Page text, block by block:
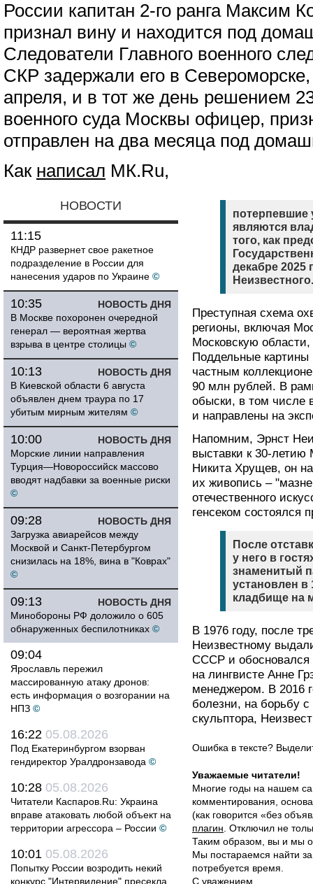
России капитан 2-го ранга Максим
признал вину и находится под
Следователи Главного военного
СКР задержали его в
апреля, и в тот же день решением
военного суда Москвы офицер,
отправлен на два месяца под
Как написал МК.Ru,
НОВОСТИ
11:15
КНДР развернет свое ракетное
подразделение в России для
нанесения ударов по Украине ©
НОВОСТЬ ДНЯ
10:35
В Москве похоронен очередной
генерал — вероятная жертва
взрыва в центре столицы ©
НОВОСТЬ ДНЯ
10:13
В Киевской области 6 августа
объявлен днем траура по 17
убитым мирным жителям ©
НОВОСТЬ ДНЯ
10:00
Морские линии направления
Турция—Новороссийск массово
вводят надбавки за военные риски
©
НОВОСТЬ ДНЯ
09:28
Загрузка авиарейсов между
Москвой и Санкт-Петербургом
снизилась на 18%, вина в "Коврах"
©
НОВОСТЬ ДНЯ
09:13
Минобороны РФ доложило о 605
обнаруженных беспилотниках ©
09:04
Ярославль пережил
массированную атаку дронов:
есть информация о возгорании на
НПЗ ©
16:22 05.08.2026
Под Екатеринбургом взорван
гендиректор Уралдронзавода ©
10:28 05.08.2026
Читатели Каспаров.Ru: Украина
вправе атаковать любой объект на
территории агрессора – России ©
10:01 05.08.2026
Попытку России возродить некий
конкурс "Интервидение" пресекла
потерпевшие
являются
того, как
декабре 2025
Преступная схема
регионы, включая
Московскую
Поддельные картины
частным
90 млн рублей. В
обыски, в том числе
и направлены на
Напомним, Эрнст
выставки к 30-летию
Никита Хрущев, он
их живопись –
отечественного
генсеком состоялся
После
у него в
знаменитый
установлен в
кладбище на
В 1976 году, после
Неизвестному
СССР и обосновался
на лингвисте Анне
менеджером. В 2016
болезни, на борьбу
скульптора,
Ошибка в тексте?
Уважаемые читатели!
Многие годы на нашем
комментирования,
(как говорится «без
плагин . Отключил не
Таким образом, вы и мы
Мы постараемся найти
потребуется время.
С уважением,